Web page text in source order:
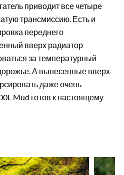
приводит все четыре
трансмиссию. Есть и
переднего
вверх радиатор
за температурный
А вынесенные вверх
даже очень
Mud готов к настоящему